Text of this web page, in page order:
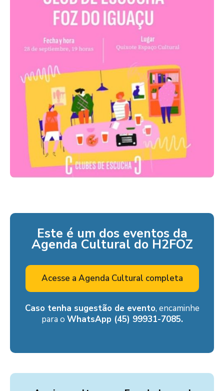
Este é um dos eventos da
Agenda Cultural do H2FOZ
Acesse a Agenda Cultural completa
Caso tenha sugestão de evento, encaminhe
para o WhatsApp (45) 99931-7085.